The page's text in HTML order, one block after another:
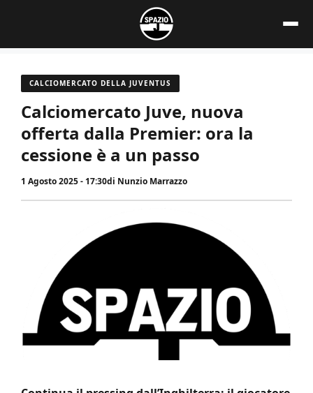
contenuto
CALCIOMERCATO DELLA JUVENTUS
Calciomercato Juve, nuova
offerta dalla Premier: ora la
cessione è a un passo
1 Agosto 2025 - 17:30di Nunzio Marrazzo